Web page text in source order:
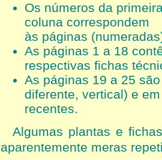
Os números da
coluna correspondem
às páginas
As páginas 1 a 18
respectivas fichas
As páginas 19 a 25
diferente, vertical) e
recentes.
Algumas plantas e
aparentemente meras